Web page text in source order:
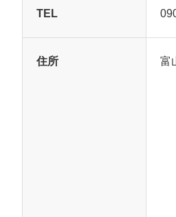
TEL
住所 富